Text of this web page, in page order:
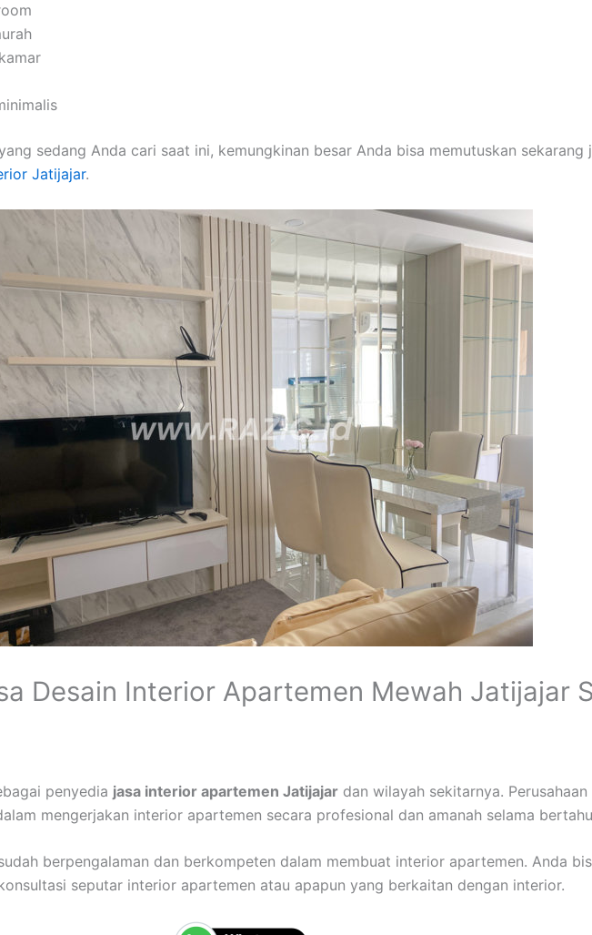
sedang Anda cari saat ini, kemungkinan besar Anda bisa memutuskan sekarang
Jatijajar.
Desain Interior Apartemen Mewah Jatijajar
penyedia jasa interior apartemen Jatijajar dan wilayah sekitarnya.
mengerjakan interior apartemen secara profesional dan amanah selama
berpengalaman dan berkompeten dalam membuat interior apartemen. Anda
seputar interior apartemen atau apapun yang berkaitan dengan interior.